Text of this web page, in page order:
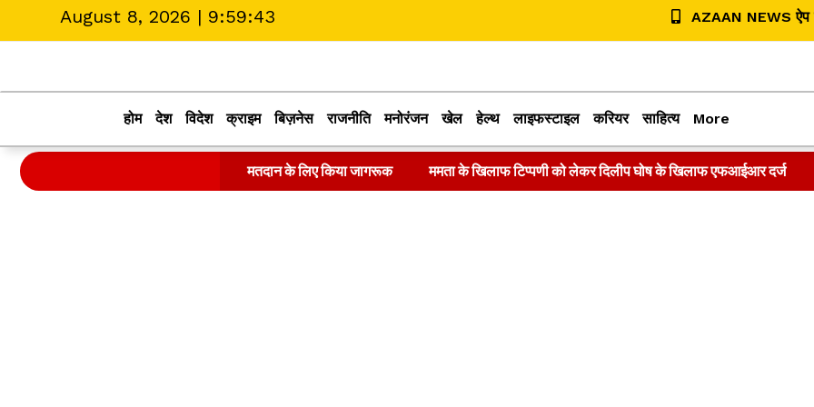
August 8, 2026 | 9:59:44 AZAAN NEWS ऐप
होम देश विदेश क्राइम बिज़नेस राजनीति मनोरंजन खेल हेल्थ लाइफस्टाइल करियर साहित्य More
मतदान के लिए किया जागरूक ममता के खिलाफ टिप्पणी को लेकर दिलीप घोष के खिलाफ एफआईआर दर्ज